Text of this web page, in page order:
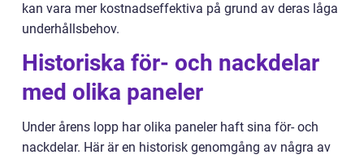
kan vara mer kostnadseffektiva på grund av deras låga
underhållsbehov.
Historiska för- och nackdelar
med olika paneler
Under årens lopp har olika paneler haft sina för- och
nackdelar. Här är en historisk genomgång av några av